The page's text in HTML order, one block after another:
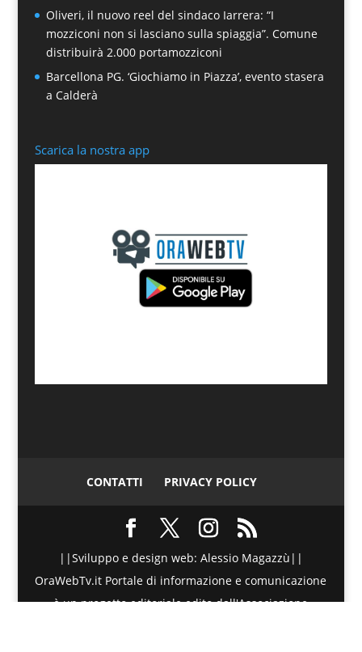
Oliveri, il nuovo reel del sindaco Iarrera: “I
mozziconi non si lasciano sulla spiaggia”. Comune
distribuirà 2.000 portamozziconi
Barcellona PG. ‘Giochiamo in Piazza’, evento stasera
a Calderà
Scarica la nostra app
CONTATTI PRIVACY POLICY
||Sviluppo e design web: Alessio Magazzù||
OraWebTv.it Portale di informazione e comunicazione
è un progetto editoriale edito dall'Associazione